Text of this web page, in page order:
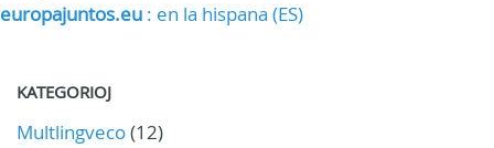
europajuntos.eu : en la hispana (ES)
KATEGORIOJ
Multlingveco(12)